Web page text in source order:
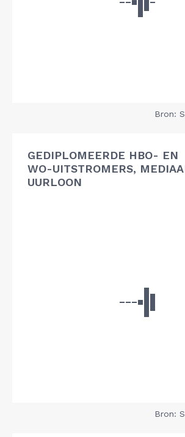
Bron:
GEDIPLOMEERDE HBO- EN
WO-UITSTROMERS,
UURLOON
Bron: